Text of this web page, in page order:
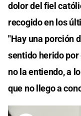
dolor del fiel
recogido en los
"Hay una porción
sentido herido
no la entiendo, a
que no llego a